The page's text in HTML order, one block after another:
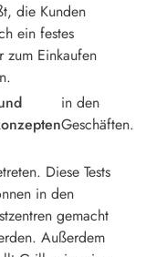
die Kunden
ein festes
zum Einkaufen
in den
Geschäften.
Diese Tests
in den
gemacht
Außerdem